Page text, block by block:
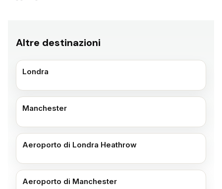
Altre destinazioni
Londra
Manchester
Aeroporto di Londra Heathrow
Aeroporto di Manchester